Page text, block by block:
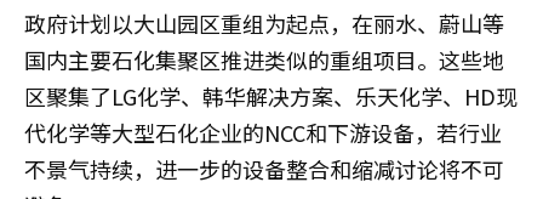
政府计划以大山园区重组为起点，在丽水、蔚山等
国内主要石化集聚区推进类似的重组项目。这些地
区聚集了LG化学、韩华解决方案、乐天化学、HD现
代化学等大型石化企业的NCC和下游设备，若行业
不景气持续，进一步的设备整合和缩减讨论将不可